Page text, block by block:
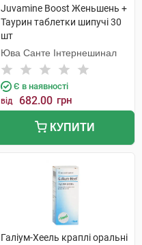
Juvamine Boost Женьшень +
Таурин таблетки шипучі 30
шт
Юва Санте Інтернешинал
Є в наявності
від 682.00 грн
КУПИТИ
Галіум-Хеель краплі оральні